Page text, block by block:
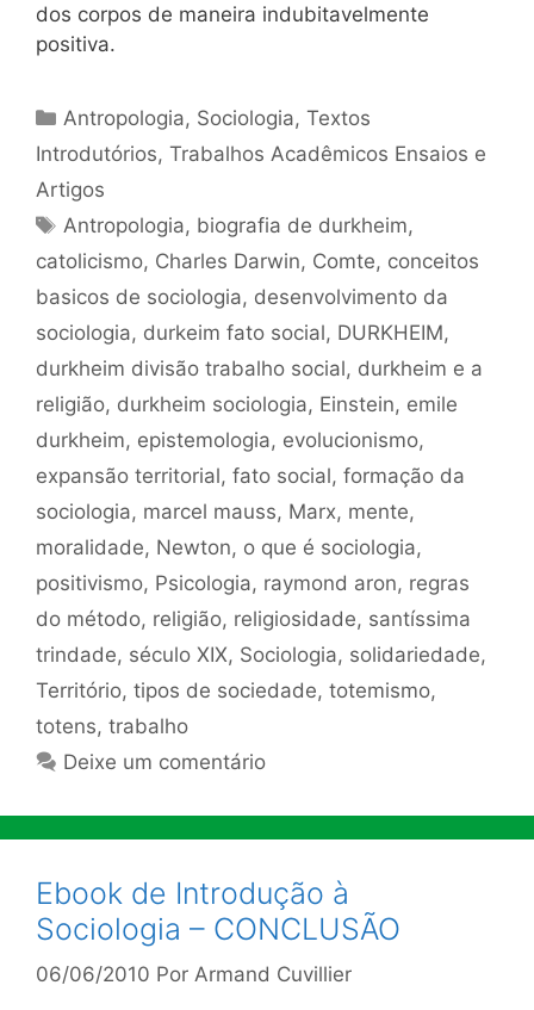
dos corpos de maneira indubitavelmente
positiva.
Categorias
Antropologia, Sociologia,Textos
Introdutórios, Trabalhos Acadêmicos Ensaios e
Artigos
Tags
Antropologia, biografia de durkheim,
catolicismo, Charles Darwin, Comte, conceitos
basicos de sociologia, desenvolvimento da
sociologia, durkeim fato social, DURKHEIM,
durkheim divisão trabalho social, durkheim e a
religião, durkheim sociologia, Einstein, emile
durkheim, epistemologia, evolucionismo,
expansão territorial, fato social, formação da
sociologia, marcel mauss, Marx, mente,
moralidade, Newton, o que é sociologia,
positivismo, Psicologia, raymond aron, regras
do método, religião, religiosidade, santíssima
trindade, século XIX, Sociologia, solidariedade,
Território, tipos de sociedade, totemismo,
totens, trabalho
Deixe um comentário
Ebook de Introdução à
Sociologia – CONCLUSÃO
06/06/2010 Por Armand Cuvillier